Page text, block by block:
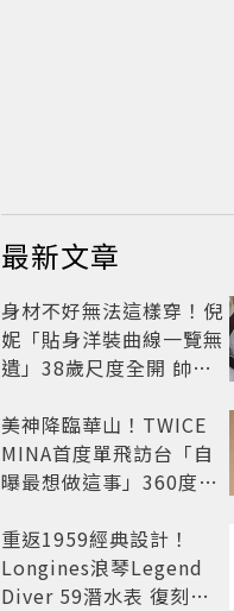
最新文章
身材不好無法這樣穿！倪
妮「貼身洋裝曲線一覽無
遺」38歲尺度全開 帥氣
美神降臨華山！TWICE
MINA首度單飛訪台「自
曝最想做這事」360度0
開
重返1959經典設計！
Longines浪琴Legend
Diver 59潛水表 復刻懷